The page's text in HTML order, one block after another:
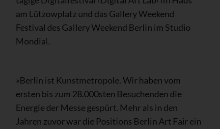
am Lützowplatz und das Gallery Weekend
Festival des Gallery Weekend Berlin im Studio
Mondial.
»Berlin ist Kunstmetropole. Wir haben vom
ersten bis zum 28.000sten Besuchenden die
Energie der Messe gespürt. Mehr als in den
Jahren zuvor war die Positions Berlin Art Fair ein